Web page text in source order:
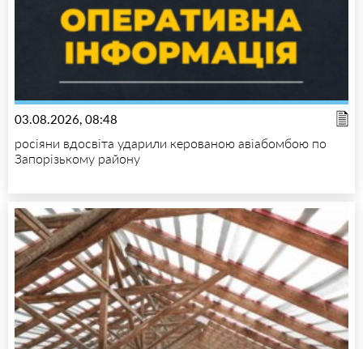
03.08.2026, 08:48
росіяни вдосвіта ударили керованою авіабомбою по
Запорізькому району